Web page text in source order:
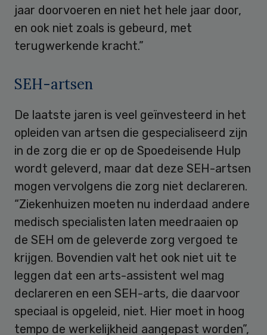
jaar doorvoeren en niet het hele jaar door,
en ook niet zoals is gebeurd, met
terugwerkende kracht.”
SEH-artsen
De laatste jaren is veel geïnvesteerd in het
opleiden van artsen die gespecialiseerd zijn
in de zorg die er op de Spoedeisende Hulp
wordt geleverd, maar dat deze SEH-artsen
mogen vervolgens die zorg niet declareren.
“Ziekenhuizen moeten nu inderdaad andere
medisch specialisten laten meedraaien op
de SEH om de geleverde zorg vergoed te
krijgen. Bovendien valt het ook niet uit te
leggen dat een arts-assistent wel mag
declareren en een SEH-arts, die daarvoor
speciaal is opgeleid, niet. Hier moet in hoog
tempo de werkelijkheid aangepast worden”,